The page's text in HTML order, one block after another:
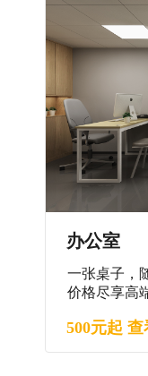
办公室
一张桌子，
价格尽享高
500元起